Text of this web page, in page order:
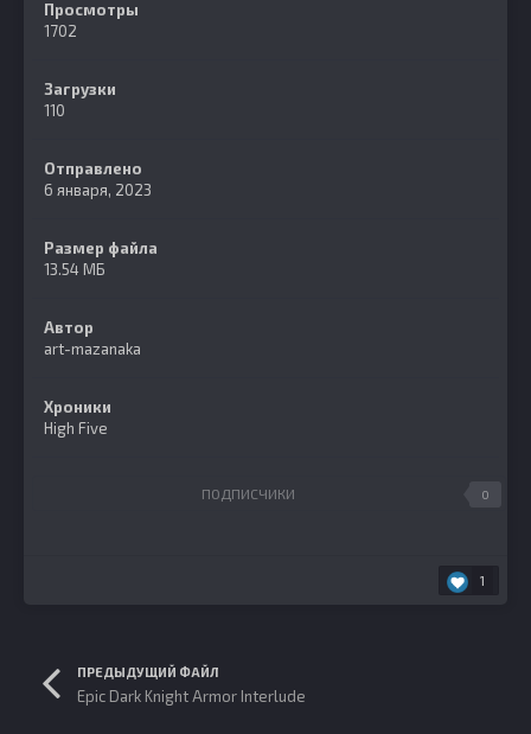
Просмотры
1702
Загрузки
110
Отправлено
6 января, 2023
Размер файла
13.54 МБ
Автор
art-mazanaka
Хроники
High Five
ПОДПИСЧИКИ 0
1
ПРЕДЫДУЩИЙ ФАЙЛ
Epic Dark Knight Armor Interlude